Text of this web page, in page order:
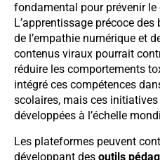
fondamental pour prévenir le
L’apprentissage précoce
de l’empathie numérique et
contenus viraux pourrait
réduire les comportements
intégré ces compétences
scolaires, mais ces
développées à l’échelle
Les plateformes peuvent
développant des outils